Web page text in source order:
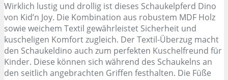
Wirklich lustig und drollig ist dieses Schaukelpferd Dino
von Kid’n Joy. Die Kombination aus robustem MDF Holz
sowie weichem Textil gewährleistet Sicherheit und
kuscheligen Komfort zugleich. Der Textil-Überzug macht
den Schaukeldino auch zum perfekten Kuschelfreund für
Kinder. Diese können sich während des Schaukelns an
den seitlich angebrachten Griffen festhalten. Die Füße